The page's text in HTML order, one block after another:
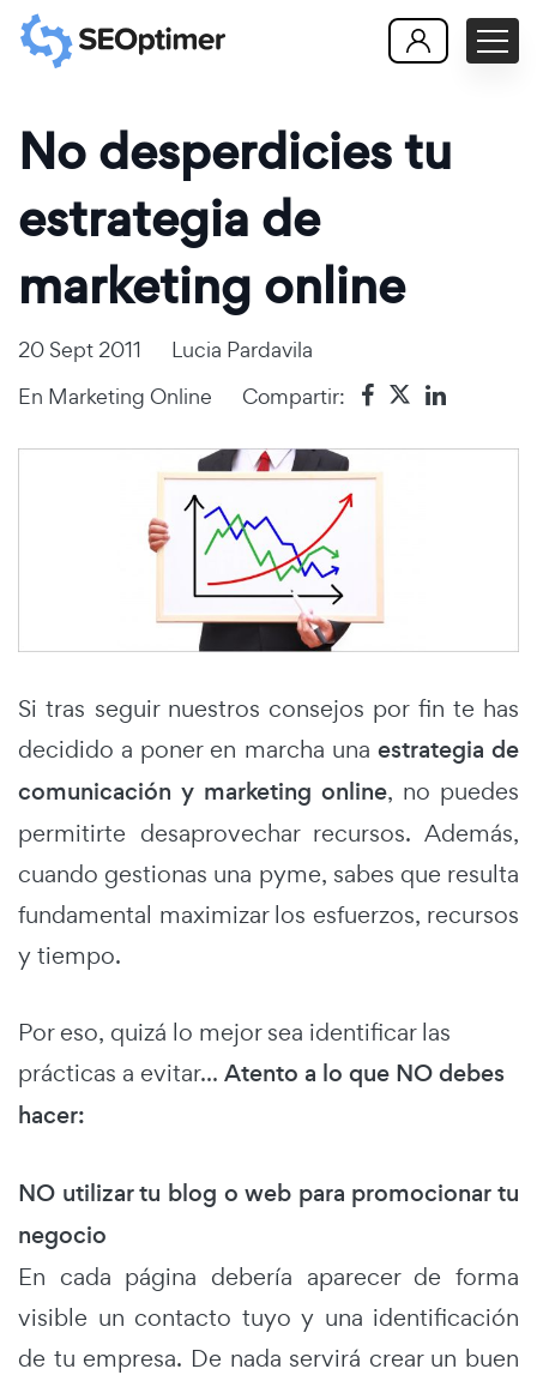
No desperdicies tu
estrategia de
marketing online
20 Sept 2011
Lucia Pardavila
En Marketing Online Compartir:
Si tras seguir nuestros consejos por fin te has
decidido a poner en marcha una estrategia de
comunicación y marketing online, no puedes
permitirte desaprovechar recursos. Además,
cuando gestionas una pyme, sabes que resulta
fundamental maximizar los esfuerzos, recursos
y tiempo.
Por eso, quizá lo mejor sea identificar las
prácticas a evitar... Atento a lo que NO debes
hacer:
NO utilizar tu blog o web para promocionar tu
negocio
En cada página debería aparecer de forma
visible un contacto tuyo y una identificación
de tu empresa. De nada servirá crear un buen